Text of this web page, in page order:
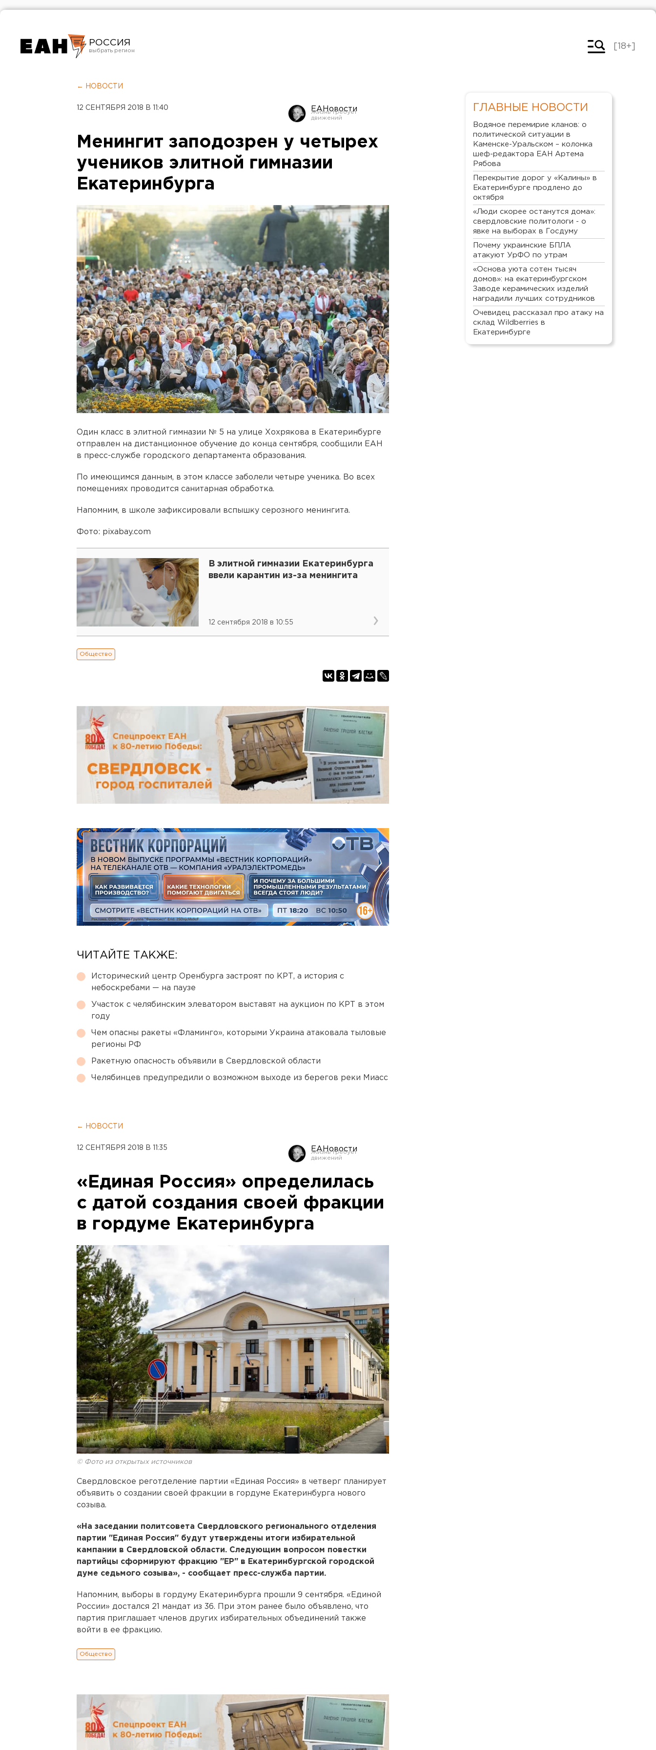
РОССИЯ
Челябинск
[18+]
← НОВОСТИ
12 СЕНТЯБРЯ 2018 В 11:40 ЕАНовости
Менингит заподозрен у четырех
учеников элитной гимназии
Екатеринбурга
Один класс в элитной гимназии № 5 на улице Хохрякова в Екатеринбурге
отправлен на дистанционное обучение до конца сентября, сообщили ЕАН
в пресс-службе городского департамента образования.
По имеющимся данным, в этом классе заболели четыре ученика. Во всех
помещениях проводится санитарная обработка.
Напомним, в школе зафиксировали вспышку серозного менингита.
Фото: pixabay.com
В элитной гимназии Екатеринбурга
ввели карантин из-за менингита
12 сентября 2018 в 10:55
Общество
ЧИТАЙТЕ ТАКЖЕ:
Исторический центр Оренбурга застроят по КРТ, а история с
небоскребами — на паузе
Участок с челябинским элеватором выставят на аукцион по КРТ в этом
году
Чем опасны ракеты «Фламинго», которыми Украина атаковала тыловые
регионы РФ
Ракетную опасность объявили в Свердловской области
Челябинцев предупредили о возможном выходе из берегов реки Миасс
← НОВОСТИ
12 СЕНТЯБРЯ 2018 В 11:35 ЕАНовости
«Единая Россия» определилась
с датой создания своей фракции
в гордуме Екатеринбурга
© Фото из открытых источников
Свердловское реготделение партии «Единая Россия» в четверг планирует
объявить о создании своей фракции в гордуме Екатеринбурга нового
созыва.
«На заседании политсовета Свердловского регионального отделения
партии "Единая Россия" будут утверждены итоги избирательной
кампании в Свердловской области. Следующим вопросом повестки
партийцы сформируют фракцию "ЕР" в Екатеринбургской городской
думе седьмого созыва», - сообщает пресс-служба партии.
Напомним, выборы в гордуму Екатеринбурга прошли 9 сентября. «Единой
России» достался 21 мандат из 36. При этом ранее было объявлено, что
партия приглашает членов других избирательных объединений также
войти в ее фракцию.
Общество
ГЛАВНЫЕ НОВОСТИ
Водяное перемирие кланов: о
политической ситуации в
Каменске-Уральском – колонка
шеф-редактора ЕАН Артема
Рябова
Перекрытие дорог у «Калины» в
Екатеринбурге продлено до
октября
«Люди скорее останутся дома»:
свердловские политологи - о
явке на выборах в Госдуму
Почему украинские БПЛА
атакуют УрФО по утрам
«Основа уюта сотен тысяч
домов»: на екатеринбургском
Заводе керамических изделий
наградили лучших сотрудников
Очевидец рассказал про атаку на
склад Wildberries в
Екатеринбурге